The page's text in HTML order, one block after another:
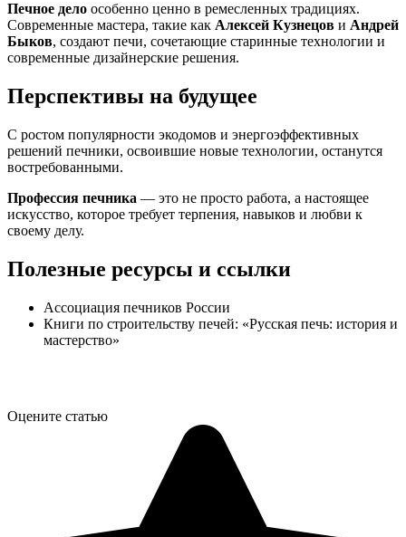
Печное дело особенно ценно в ремесленных традициях.
Современные мастера, такие как Алексей Кузнецов и Андрей
Быков, создают печи, сочетающие старинные технологии и
современные дизайнерские решения.
Перспективы на будущее
С ростом популярности экодомов и энергоэффективных
решений печники, освоившие новые технологии, останутся
востребованными.
Профессия печника — это не просто работа, а настоящее
искусство, которое требует терпения, навыков и любви к
своему делу.
Полезные ресурсы и ссылки
Ассоциация печников России
Книги по строительству печей: «Русская печь: история и
мастерство»
Оцените статью